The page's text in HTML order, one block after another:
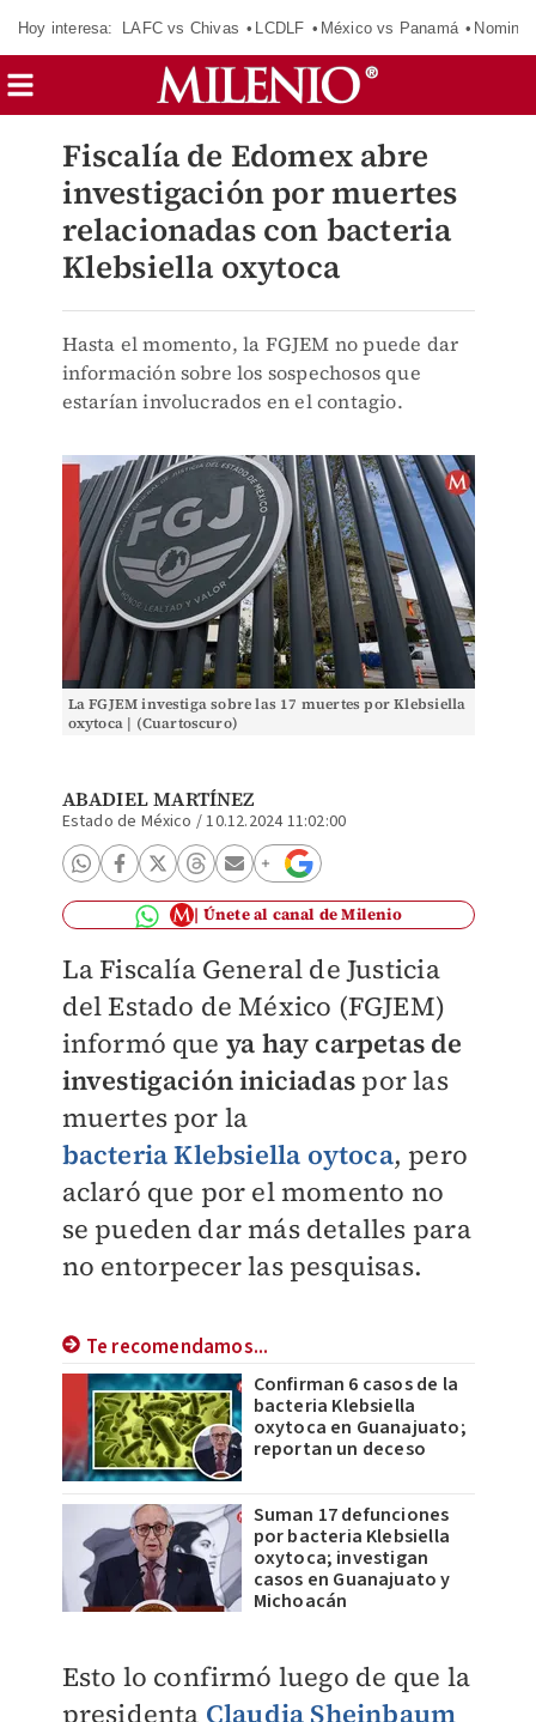
Hoy interesa: LAFC vs Chivas LCDLF México vs Panamá
Fiscalía de Edomex abre
investigación por muertes
relacionadas con bacteria
Klebsiella oxytoca
Hasta el momento, la FGJEM no puede dar
información sobre los sospechosos que
estarían involucrados en el contagio.
La FGJEM investiga sobre las 17 muertes por Klebsiella
oxytoca | (Cuartoscuro)
ABADIEL MARTÍNEZ
Estado de México /10.12.2024 11:02:00
Únete al canal de Milenio
La Fiscalía General de Justicia
del Estado de México (FGJEM)
informó que ya hay carpetas de
investigación iniciadas por las
muertes por la
bacteriaKlebsiella oytoca, pero
aclaró que por el momento no
se pueden dar más detalles para
no entorpecer las pesquisas.
Te recomendamos...
Confirman 6 casos de la
bacteria Klebsiella
oxytoca en Guanajuato;
reportan un deceso
Suman 17 defunciones
por bacteria Klebsiella
oxytoca; investigan
casos en Guanajuato y
Michoacán
Esto lo confirmó luego de que la
presidenta Claudia Sheinbaum